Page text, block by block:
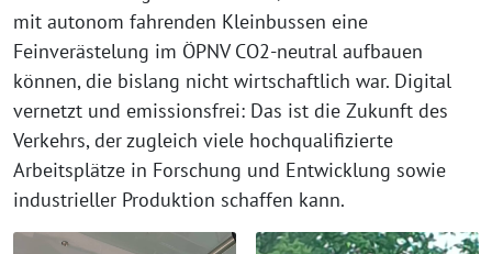
mit autonom fahrenden Kleinbussen eine
Feinverästelung im ÖPNV CO2-neutral aufbauen
können, die bislang nicht wirtschaftlich war. Digital
vernetzt und emissionsfrei: Das ist die Zukunft des
Verkehrs, der zugleich viele hochqualifizierte
Arbeitsplätze in Forschung und Entwicklung sowie
industrieller Produktion schaffen kann.